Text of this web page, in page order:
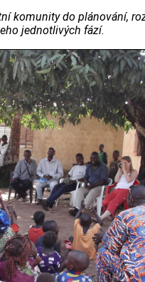
komunity do plánování,
jednotlivých fází.